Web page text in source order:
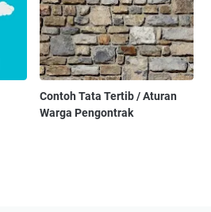
Contoh Tata Tertib / Aturan
Warga Pengontrak